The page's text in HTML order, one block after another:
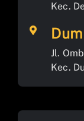
Kec.
Jl.
Kec.